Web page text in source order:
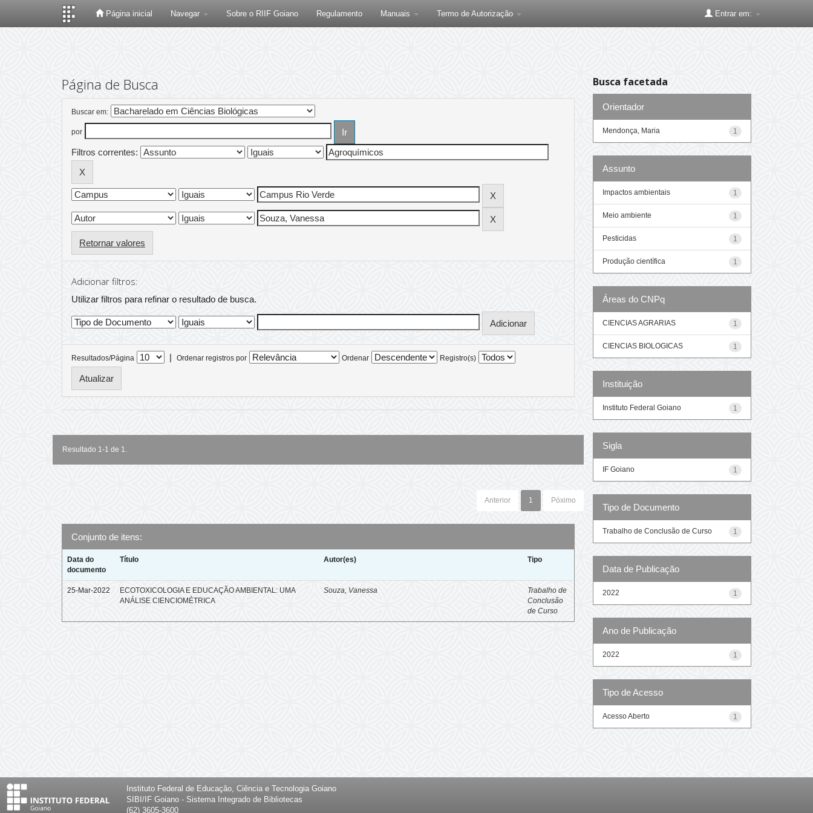
Página inicial Navegar Sobre o RIIF Goiano Regulamento Manuais Termo de Autorização Entrar em:
Página de Busca
Buscar em:
por
Filtros correntes:
Retornar valores
Adicionar filtros:
Utilizar filtros para refinar o resultado de busca.
Resultados/Página | Ordenar registros por Ordenar Registro(s)
Resultado 1-1 de 1.
Anterior 1 Póximo
Conjunto de itens:
Data do
documento
Título Autor(es) Tipo
25-Mar-2022
ECOTOXICOLOGIA E EDUCAÇÃO AMBIENTAL: UMA
ANÁLISE CIENCIOMÉTRICA
Souza, Vanessa
Trabalho de
Conclusão
de Curso
Busca facetada
Orientador
1
Mendonça, Maria
Assunto
1
Impactos ambientais
1
Meio ambiente
1
Pesticidas
1
Produção científica
Áreas do CNPq
1
CIENCIAS AGRARIAS
1
CIENCIAS BIOLOGICAS
Instituição
1
Instituto Federal Goiano
Sigla
1
IF Goiano
Tipo de Documento
1
Trabalho de Conclusão de Curso
Data de Publicação
1
2022
Ano de Publicação
1
2022
Tipo de Acesso
1
Acesso Aberto
Instituto Federal de Educação, Ciência e Tecnologia Goiano
SIBI/IF Goiano - Sistema Integrado de Bibliotecas
(62) 3605-3600